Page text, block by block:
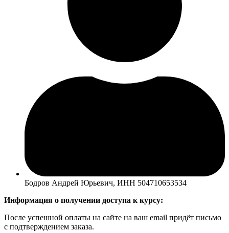
Бодров Андрей Юрьевич, ИНН 504710653534
Информация о получении доступа к курсу:
После успешной оплаты на сайте на ваш email придёт письмо
с подтверждением заказа.